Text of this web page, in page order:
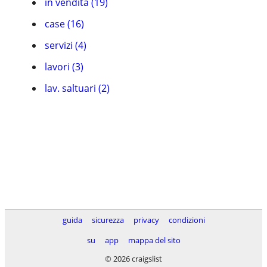
case (16)
servizi (4)
lavori (3)
lav. saltuari (2)
guida sicurezza privacy
condizioni
su
app
mappa del sito
© 2026 craigslist